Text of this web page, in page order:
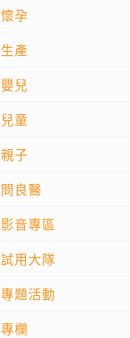
懷孕
生產
嬰兒
兒童
親子
問良醫
影音專區
試用大隊
專題活動
專欄